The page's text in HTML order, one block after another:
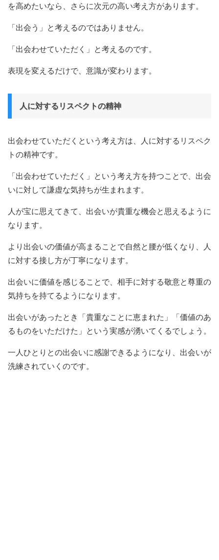
を高めたいなら、さらに次元の高い考え方があります。
「出会う」と考えるのではありません。
「出会わせていただく」と考えるのです。
表現を変えるだけで、意識が変わります。
人に対するリスペクトの精神
出会わせていただくという考え方は、人に対するリスペク
トの精神です。
「出会わせていただく」という考え方を持つことで、出会
いに対して謙虚な気持ちが生まれます。
人が宝に思えてきて、出会いが貴重な機会と思えるように
なります。
より出会いの価値が高まることで自然と腰が低くなり、人
に対する接し方が丁寧になります。
出会いに価値を感じることで、相手に対する敬意と尊重の
気持ちを持てるようになります。
出会いがあったとき「貴重なことに恵まれた」「価値のあ
るものをいただけた」という実感が湧いてくるでしょう。
一人ひとりとの出会いに感謝できるようになり、出会いが
洗練されていくのです。